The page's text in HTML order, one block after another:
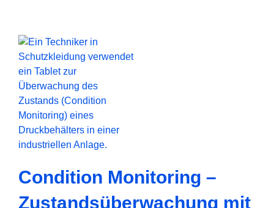
Condition Monitoring –
Zustandsüberwachung mit